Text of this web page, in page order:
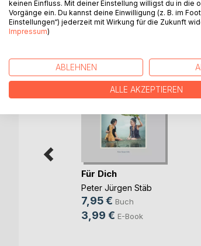
Für Dich
Peter Jürgen Stäb
7,95 € Buch
3,99 € E-Book
keinen Einfluss. Mit deiner Einstellung willigst du in die
Vorgänge ein. Du kannst deine Einwilligung (z. B. im
Einstellungen“) jederzeit mit Wirkung für die Zukunft
Impressum)
ABLEHNEN
ALLE AKZEPTIEREN